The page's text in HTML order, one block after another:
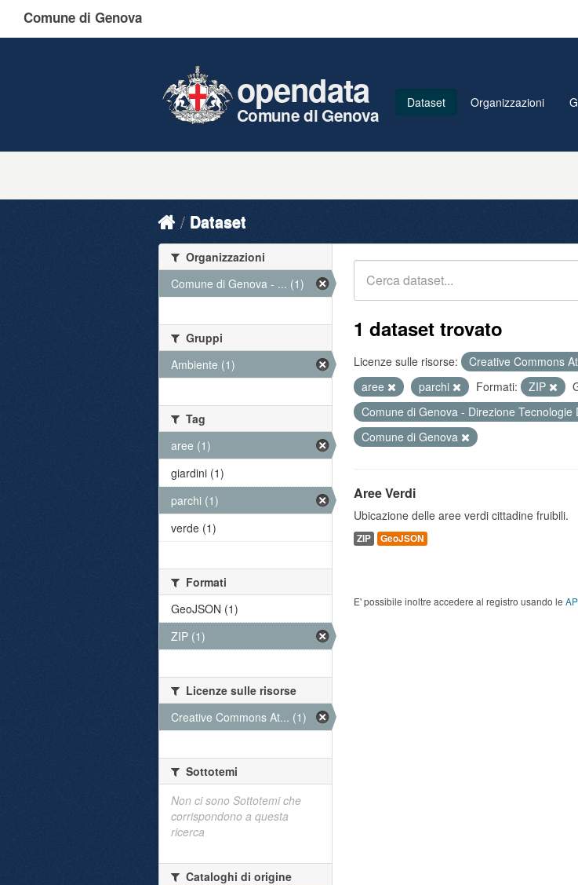
Comune di Genova
opendata
Comune di Genova
Dataset Organizzazioni
Dataset
1 dataset trovato
Licenze sulle risorse: Creative Commons
aree
parchi Formati: ZIP
Comune di Genova - Direzione Tecnologie
Comune di Genova
Aree Verdi
Ubicazione delle aree verdi cittadine fruibili.
ZIP GeoJSON
E' possibile inoltre accedere al registro usando le
Organizzazioni
Comune di Genova - ... (1)
Gruppi
Ambiente (1)
Tag
aree (1)
giardini (1)
parchi (1)
verde (1)
Formati
GeoJSON (1)
ZIP (1)
Licenze sulle risorse
Creative Commons At... (1)
Sottotemi
Non ci sono Sottotemi che
corrispondono a questa
ricerca
Cataloghi di origine